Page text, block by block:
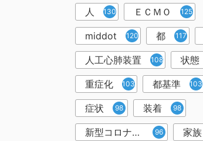
人 130 ＥＣＭＯ 125
middot 120 都 117
人工心肺装置 108 状態
重症化 103 都基準 103
症状 98 装着 98
新型コロナウイルス 96 家族